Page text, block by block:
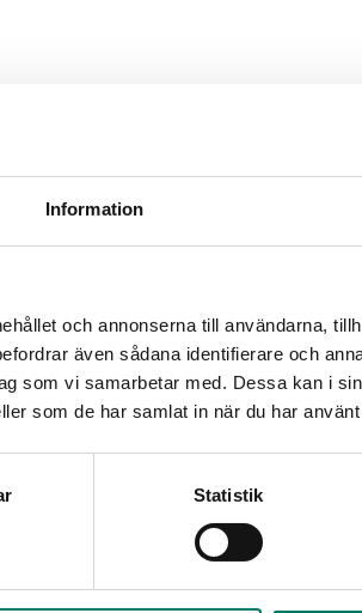
Information
och annonserna till användarna,
även sådana identifierare och
som vi samarbetar med. Dessa kan i
som de har samlat in när du har
Statistik